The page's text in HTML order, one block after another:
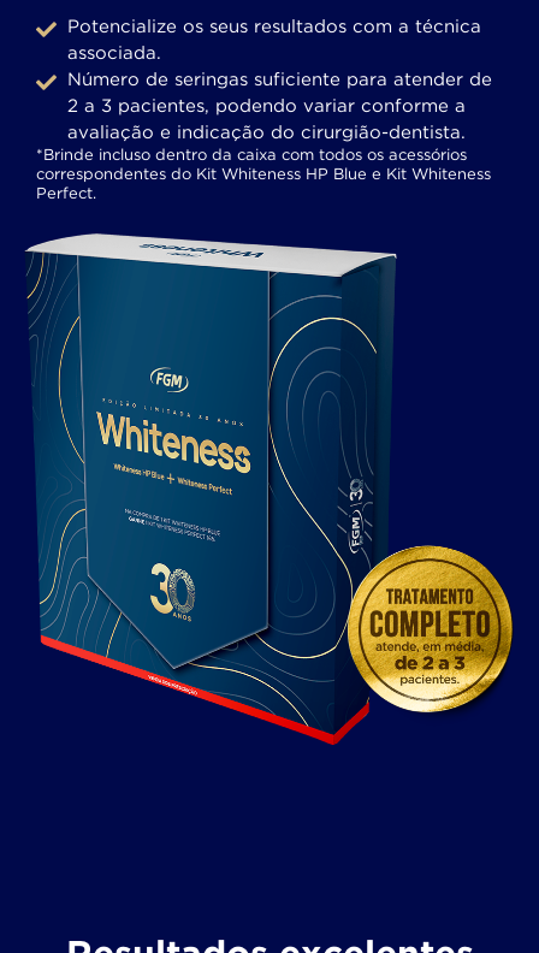
Potencialize os seus resultados com a técnica
associada.
Número de seringas suficiente para atender de
2 a 3 pacientes, podendo variar conforme a
avaliação e indicação do cirurgião-dentista.​
*Brinde incluso dentro da caixa com todos os acessórios
correspondentes do Kit Whiteness HP Blue e Kit Whiteness
Perfect.